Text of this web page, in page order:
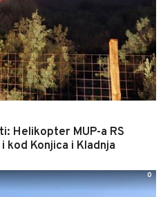
Helikopter MUP-a RS
kod Konjica i Kladnja
0